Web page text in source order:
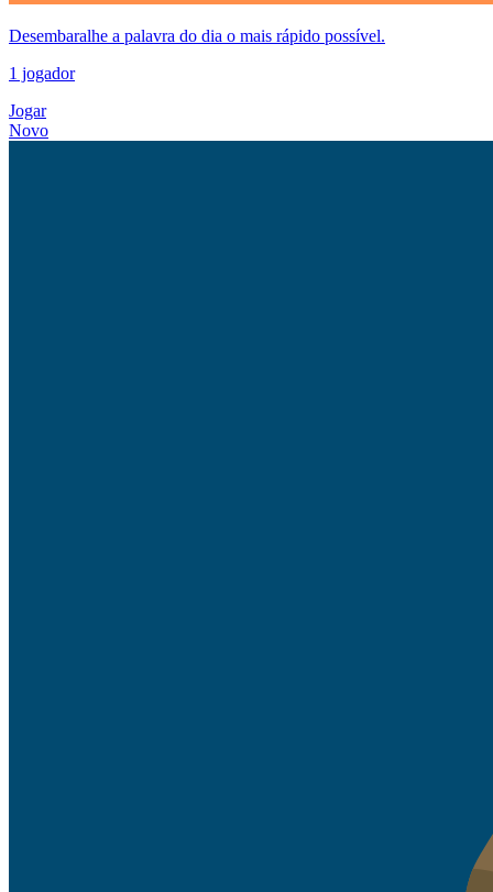
Desembaralhe a palavra do dia o mais rápido possível.
1 jogador
Jogar
Novo